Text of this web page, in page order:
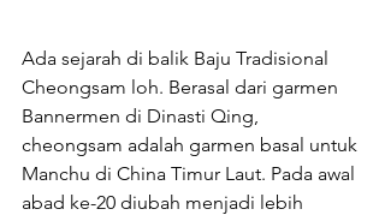
Ada sejarah di balik Baju Tradisional
Cheongsam loh. Berasal dari garmen
Bannermen di Dinasti Qing,
cheongsam adalah garmen basal untuk
Manchu di China Timur Laut. Pada awal
abad ke-20 diubah menjadi lebih